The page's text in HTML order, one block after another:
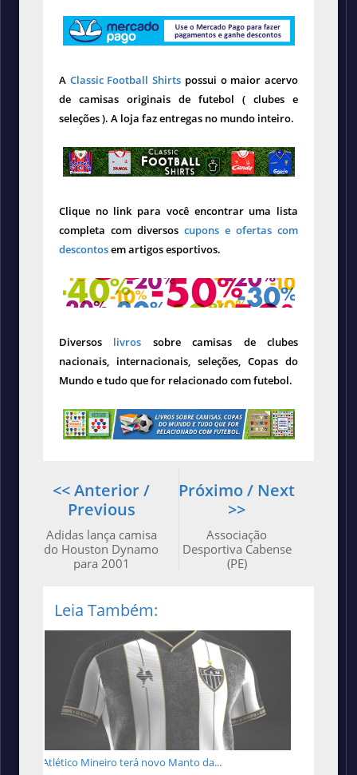
A Classic Football Shirts possui o maior acervo
de camisas originais de futebol ( clubes e
seleções ). A loja faz entregas no mundo inteiro.
Clique no link para você encontrar uma lista
completa com diversos cupons e ofertas com
descontosem artigos esportivos.
Diversos livros sobre camisas de clubes
nacionais, internacionais, seleções, Copas do
Mundo e tudo que for relacionado com futebol.
Próximo / Next
>>
Associação
Desportiva Cabense
(PE)
<< Anterior /
Previous
Adidas lança camisa
do Houston Dynamo
para 2001
Leia Também:
Atlético Mineiro terá novo Manto da...